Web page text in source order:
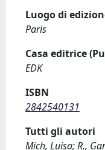
Luogo di
Paris
Casa editrice
EDK
ISBN
2842540131
Tutti gli autori
Mich, Luisa; R.,